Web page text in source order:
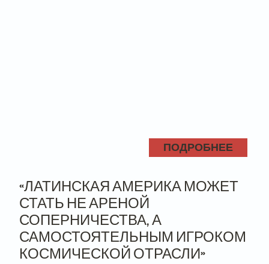
ПОДРОБНЕЕ
«ЛАТИНСКАЯ АМЕРИКА МОЖЕТ
СТАТЬ НЕ АРЕНОЙ
СОПЕРНИЧЕСТВА, А
САМОСТОЯТЕЛЬНЫМ ИГРОКОМ
КОСМИЧЕСКОЙ ОТРАСЛИ»